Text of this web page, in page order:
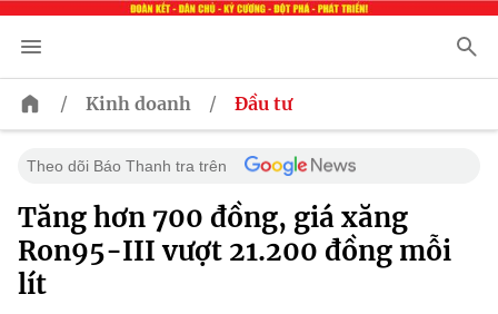
/ Kinh doanh / Đầu tư
Theo dõi Báo Thanh tra trên
Tăng hơn 700 đồng, giá xăng
Ron95-III vượt 21.200 đồng mỗi
lít